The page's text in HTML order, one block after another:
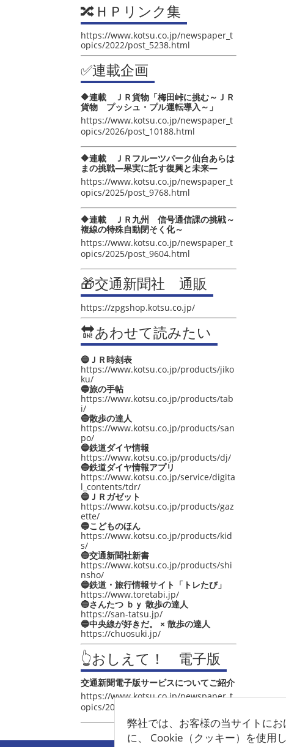
弊社では、お客様の当サイトに
に、 Cookie（クッキー）を使用し
🔀ＨＰリンク集
https://www.kotsu.co.jp/newspaper_t
opics/2022/post_5238.html
✅連載企画
🔶連載 ＪＲ貨物「梅田峠に挑む～ＪＲ
貨物 プッシュ・プル運転導入～」
https://www.kotsu.co.jp/newspaper_t
opics/2026/post_10188.html
🔶連載 ＪＲフルーツパーク仙台あらは
まの挑戦―果実に託す復興と未来―
https://www.kotsu.co.jp/newspaper_t
opics/2025/post_9768.html
🔶連載 ＪＲ九州 信号通信課の挑戦～
複線の特殊自動閉そく化～
https://www.kotsu.co.jp/newspaper_t
opics/2025/post_9604.html
🎁交通新聞社 通販
https://zpgshop.kotsu.co.jp/
🔛あわせて読みたい
🔵ＪＲ時刻表
https://www.kotsu.co.jp/products/jiko
ku/
🔵旅の手帖
https://www.kotsu.co.jp/products/tab
i/
🔵散歩の達人
https://www.kotsu.co.jp/products/san
po/
🔵鉄道ダイヤ情報
https://www.kotsu.co.jp/products/dj/
🔵鉄道ダイヤ情報アプリ
https://www.kotsu.co.jp/service/digita
l_contents/tdr/
🔵ＪＲガゼット
https://www.kotsu.co.jp/products/gaz
ette/
🔵こどものほん
https://www.kotsu.co.jp/products/kid
s/
🔵交通新聞社新書
https://www.kotsu.co.jp/products/shi
nsho/
🔵鉄道・旅行情報サイト「トレたび」
https://www.toretabi.jp/
🔵さんたつ ｂｙ 散歩の達人
https://san-tatsu.jp/
🔵中央線が好きだ。 × 散歩の達人
https://chuosuki.jp/
👆おしえて！ 電子版
交通新聞電子版サービスについてご紹介
https://www.kotsu.co.jp/newspaper_t
opics/2021/post_4048.html